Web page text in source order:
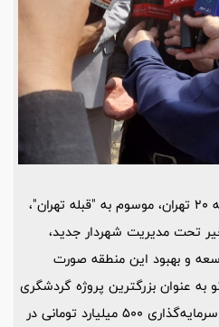
بررسی عملکرد شهرداری منطقه 20 تهران، موسوم به "قبله تهران"،
تحت مدیریت شهردار جدید،
و بهبود این منطقه صورت
به عنوان بزرگترین پروژه گردشگری
ایران، با دستور شهردار تهران و سرمایه‌گذاری 500 میلیارد تومانی در